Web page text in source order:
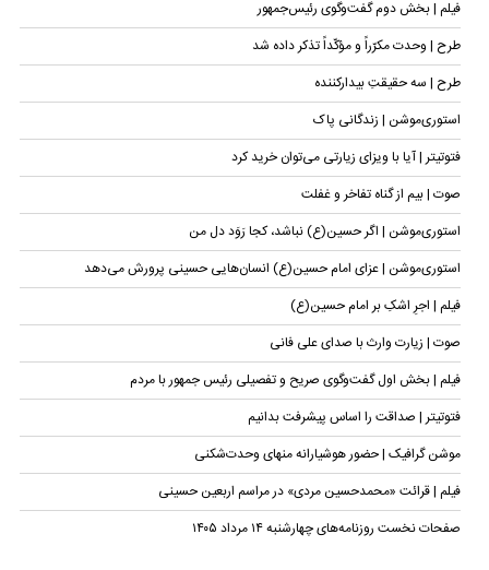
فیلم | بخش دوم گفت‌وگوی رئیس‌جمهور
طرح | وحدت مکرّراً و مؤکّداً تذکر داده شد
طرح | سه حقیقتِ بیدارکننده
استوری‌موشن | زندگانی پاک
فتوتیتر | آیا با ویزای زیارتی می‌توان خرید کرد
صوت | بیم از گناه تفاخر و غفلت
استوری‌موشن | اگر حسین(ع) نباشد، کجا رَوَد دل من
استوری‌موشن | عزای امام حسین(ع) انسان‌هایی حسینی پرورش می‌دهد
فیلم | اجرِ اشکِ بر امام حسین(ع)
صوت | زیارت وارث با صدای علی فانی
فیلم | بخش اول گفت‌وگوی صریح و تفصیلی رئیس جمهور با مردم
فتوتیتر | صداقت را اساس پیشرفت بدانیم
موشن گرافیک | حضور هوشیارانه منهای وحدت‌شکنی
فیلم | قرائت «محمدحسین مردی» در مراسم اربعین حسینی
صفحات نخست روزنامه‌های چهارشنبه ۱۴ مرداد ۱۴۰۵